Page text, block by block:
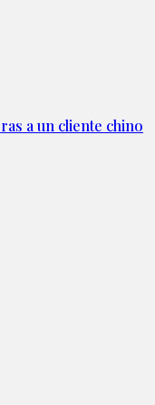
a un cliente chino